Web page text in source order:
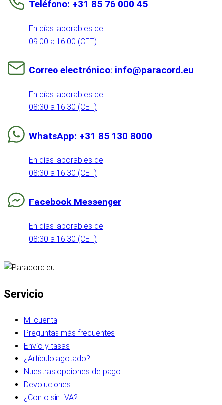
Teléfono: +31 85 76 000 45
En días laborables de
09:00 a 16:00 (CET)
Correo electrónico: info@paracord.eu
En días laborables de
08:30 a 16:30 (CET)
WhatsApp: +31 85 130 8000
En días laborables de
08:30 a 16:30 (CET)
Facebook Messenger
En días laborables de
08:30 a 16:30 (CET)
Servicio
Mi cuenta
Preguntas más frecuentes
Envío y tasas
¿Artículo agotado?
Nuestras opciones de pago
Devoluciones
¿Con o sin IVA?